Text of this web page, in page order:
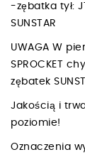
-zębatka tył:
SUNSTAR
UWAGA W
SPROCKET
zębatek
Jakością i
poziomie!
Oznaczenia